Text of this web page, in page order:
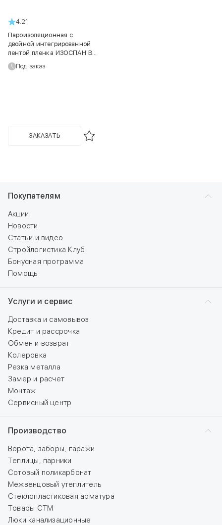
4.21
Пароизоляционная с
двойной интегрированной
лентой пленка ИЗОСПАН B
fix 70 м2
Под заказ
ЗАКАЗАТЬ
Покупателям
Акции
Новости
Статьи и видео
Стройлогистика Клуб
Бонусная программа
Помощь
Услуги и сервис
Доставка и самовывоз
Кредит и рассрочка
Обмен и возврат
Колеровка
Резка металла
Замер и расчет
Монтаж
Сервисный центр
Производство
Ворота, заборы, гаражи
Теплицы, парники
Сотовый поликарбонат
Межвенцовый утеплитель
Стеклопластиковая арматура
Товары СТМ
Люки канализационные